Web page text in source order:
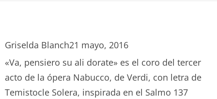
Griselda Blanch21 mayo, 2016
«Va, pensiero su ali dorate» es el coro del tercer
acto de la ópera Nabucco, de Verdi, con letra de
Temistocle Solera, inspirada en el Salmo 137